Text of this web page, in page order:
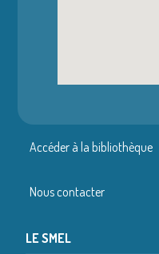
Accéder à la bibliothèque
Nous contacter
LE SMEL